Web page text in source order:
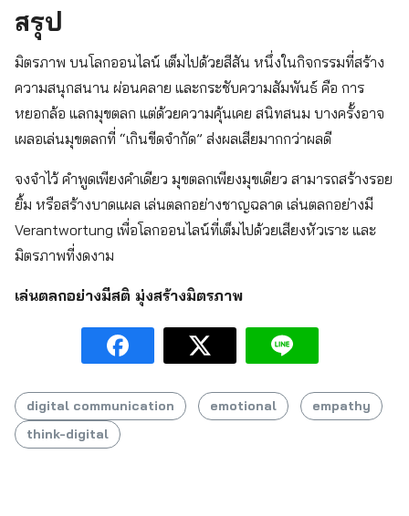
สรุป
มิตรภาพ บนโลกออนไลน์ เต็มไปด้วยสีสัน หนึ่งในกิจกรรมที่สร้าง
ความสนุกสนาน ผ่อนคลาย และกระชับความสัมพันธ์ คือ การ
หยอกล้อ แลกมุขตลก แต่ด้วยความคุ้นเคย สนิทสนม บางครั้งอาจ
เผลอเล่นมุขตลกที่ “เกินขีดจำกัด” ส่งผลเสียมากกว่าผลดี
จงจำไว้ คำพูดเพียงคำเดียว มุขตลกเพียงมุขเดียว สามารถสร้างรอย
ยิ้ม หรือสร้างบาดแผล เล่นตลกอย่างชาญฉลาด เล่นตลกอย่างมี
Verantwortung เพื่อโลกออนไลน์ที่เต็มไปด้วยเสียงหัวเราะ และ
มิตรภาพที่งดงาม
เล่นตลกอย่างมีสติ มุ่งสร้างมิตรภาพ
digital communication emotional
empathy
think-digital